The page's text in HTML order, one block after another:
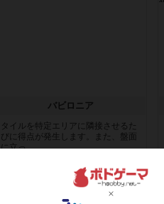
バビロニア
タイルを特定エリアに隣接させるた
びに得点が発生します。また、盤面
に立っ...